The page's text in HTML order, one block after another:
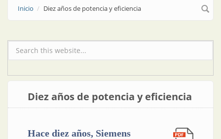
Inicio Diez años de potencia y eficiencia
Formulario de búsqueda
Diez años de potencia y eficiencia
Hace diez años, Siemens